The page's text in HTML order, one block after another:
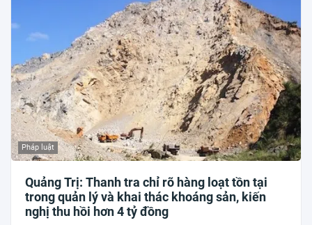
Pháp luật
Quảng Trị: Thanh tra chỉ rõ hàng loạt tồn tại
trong quản lý và khai thác khoáng sản, kiến
nghị thu hồi hơn 4 tỷ đồng